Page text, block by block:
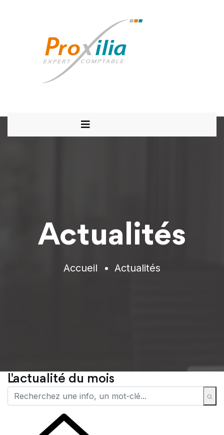
Actualités
Accueil Actualités
L'actualité du mois